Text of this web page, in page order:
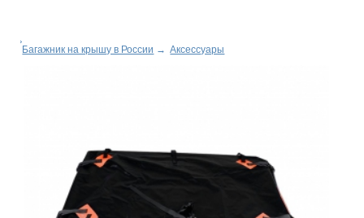
Багажник на крышу в России → Аксессуары